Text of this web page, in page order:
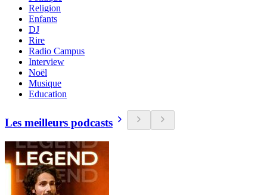
Religion
Enfants
DJ
Rire
Radio Campus
Interview
Noël
Musique
Education
Les meilleurs podcasts